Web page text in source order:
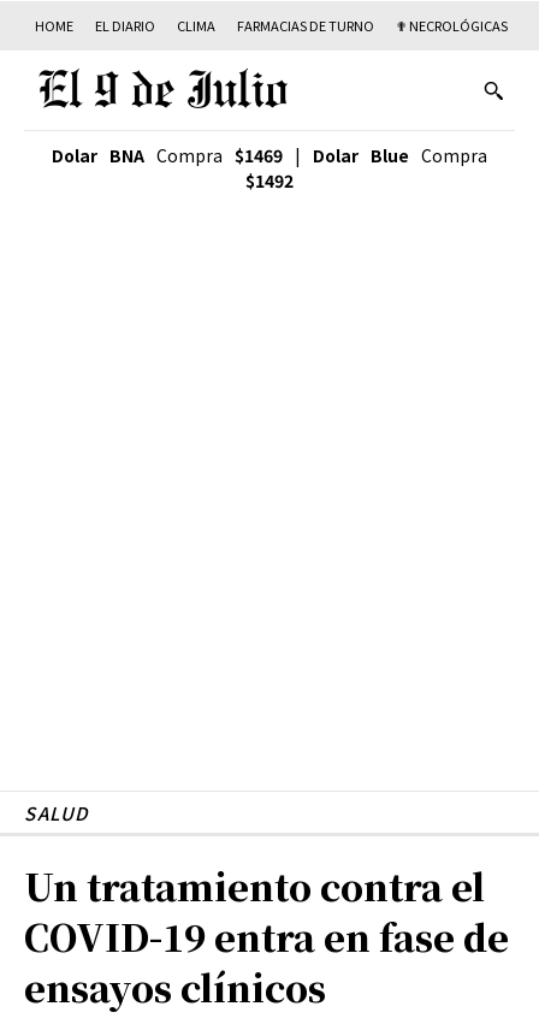
HOME EL DIARIO CLIMA FARMACIAS DE TURNO ✟ NECROLÓGICAS
Dolar BNA Compra $1469 | Dolar Blue Compra
$1492
SALUD
Un tratamiento contra el
COVID-19 entra en fase de
ensayos clínicos